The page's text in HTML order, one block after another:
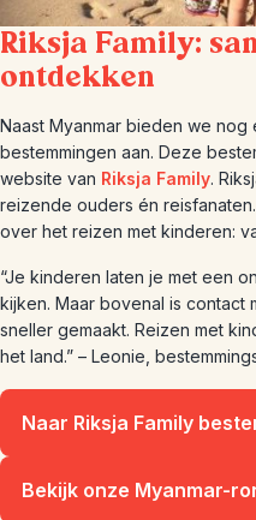
Riksja Family:
ontdekken
Naast Myanmar bieden we
bestemmingen aan. Deze
website van Riksja Family.
reizende ouders én
over het reizen met kinderen:
“Je kinderen laten je met een
kijken. Maar bovenal is
sneller gemaakt. Reizen met
het land.” – Leonie,
Naar Riksja Family
Bekijk onze Myanmar-